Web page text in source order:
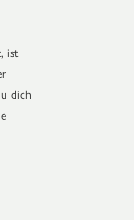
ist
dich